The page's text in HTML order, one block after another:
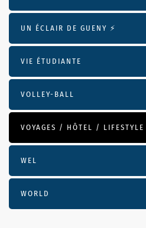
UN ÉCLAIR DE GUENY ⚡️
VIE ÉTUDIANTE
VOLLEY-BALL
VOYAGES / HÔTEL / LIFESTYLE
WEL
WORLD